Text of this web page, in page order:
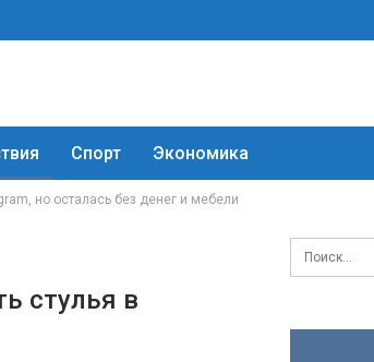
Спорт Экономика
но осталась без денег и мебели
стулья в